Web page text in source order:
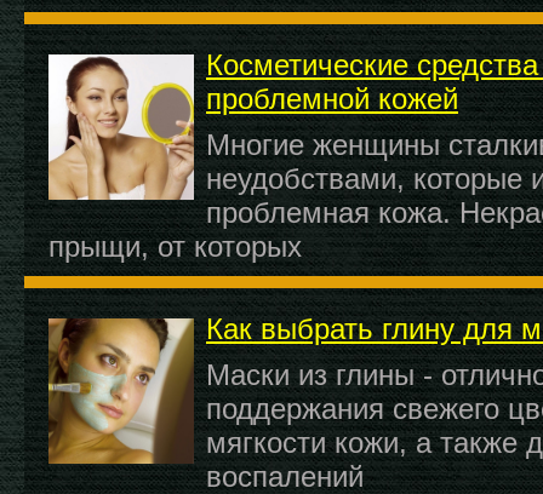
Косметические
проблемной кожей
Многие женщины
неудобствами, которые
проблемная кожа.
прыщи, от которых
Как выбрать глину для
Маски из глины -
поддержания свежего
мягкости кожи, а также
воспалений